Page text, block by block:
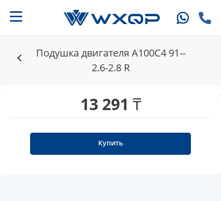
Подушка двигателя A100C4 91--
2.6-2.8 R
13 291 ₸
Купить